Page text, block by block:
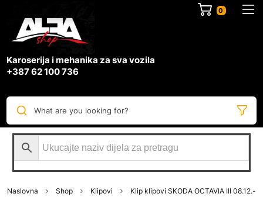
0
Karoserija i mehanika za sva vozila
+387 62 100 736
What are you looking for?
Naslovna Shop Klipovi Klip klipovi SKODA OCTAVIA III 08.12.-